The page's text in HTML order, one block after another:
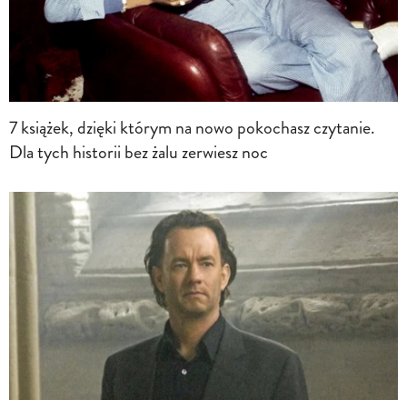
7 książek, dzięki którym na nowo pokochasz czytanie.
Dla tych historii bez żalu zerwiesz noc